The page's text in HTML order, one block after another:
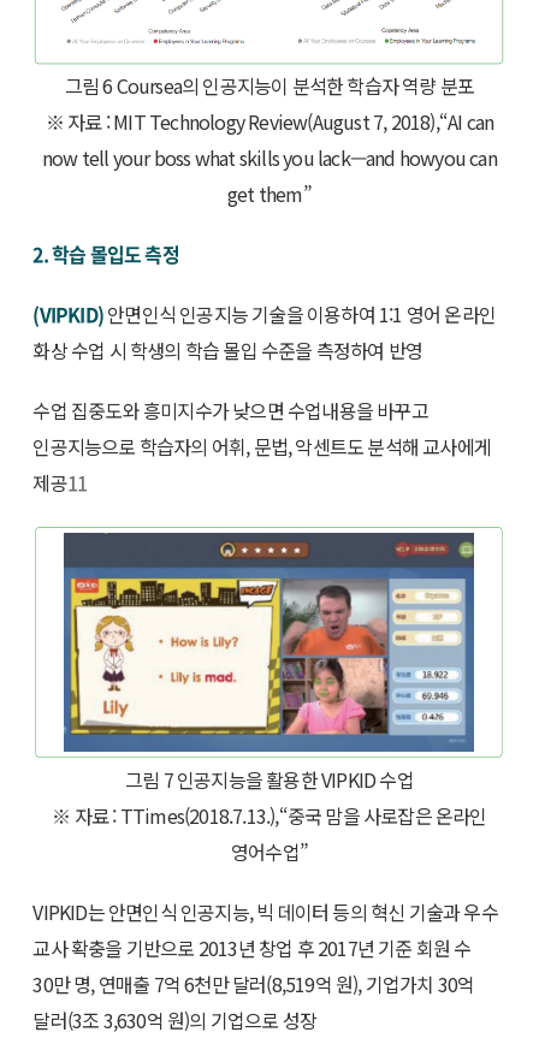
그림 6 Coursea의 인공지능이 분석한 학습자 역량 분포
※ 자료 : MIT Technology Review(August 7, 2018),“AI can
now tell your boss what skills you lack—and howyou can
get them”
2. 학습 몰입도 측정
(VIPKID)안면인식 인공지능 기술을 이용하여 1:1 영어 온라인
화상 수업 시 학생의 학습 몰입 수준을 측정하여 반영
수업 집중도와 흥미지수가 낮으면 수업내용을 바꾸고
인공지능으로 학습자의 어휘, 문법, 악센트도 분석해 교사에게
제공11
그림 7 인공지능을 활용한 VIPKID 수업
※ 자료 : TTimes(2018.7.13.),“중국 맘을 사로잡은 온라인
영어수업”
VIPKID는 안면인식 인공지능, 빅 데이터 등의 혁신 기술과 우수
교사 확충을 기반으로 2013년 창업 후 2017년 기준 회원 수
30만 명, 연매출 7억 6천만 달러(8,519억 원), 기업가치 30억
달러(3조 3,630억 원)의 기업으로 성장